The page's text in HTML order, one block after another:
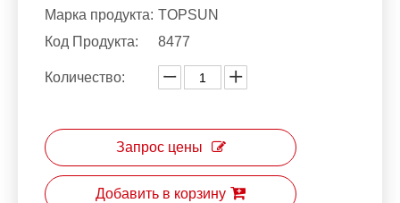
Марка продукта: TOPSUN
Код Продукта:
8477
Количество:
Запрос цены
Добавить в корзину